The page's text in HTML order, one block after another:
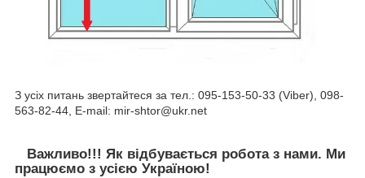
З усіх питань звертайтеся за тел.: 095-153-50-33 (Viber), 098-
563-82-44, E-mail: mir-shtor@ukr.net
Важливо!!! Як відбувається робота з нами. Ми
працюємо з усією Україною!